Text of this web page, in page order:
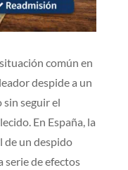
común en
despide a un
seguir el
En España, la
de un despido
serie de efectos